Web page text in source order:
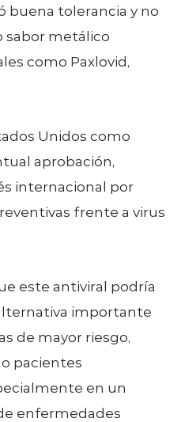
tolerancia y no
sabor metálico
como Paxlovid,
Unidos como
aprobación,
internacional por
frente a virus
este antiviral podría
importante
de mayor riesgo,
pacientes
en un
enfermedades